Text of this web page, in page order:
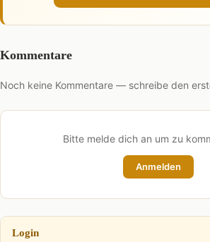
Kommentare
Noch keine Kommentare — schreibe den
Bitte melde dich an um zu
Anmelden
Login